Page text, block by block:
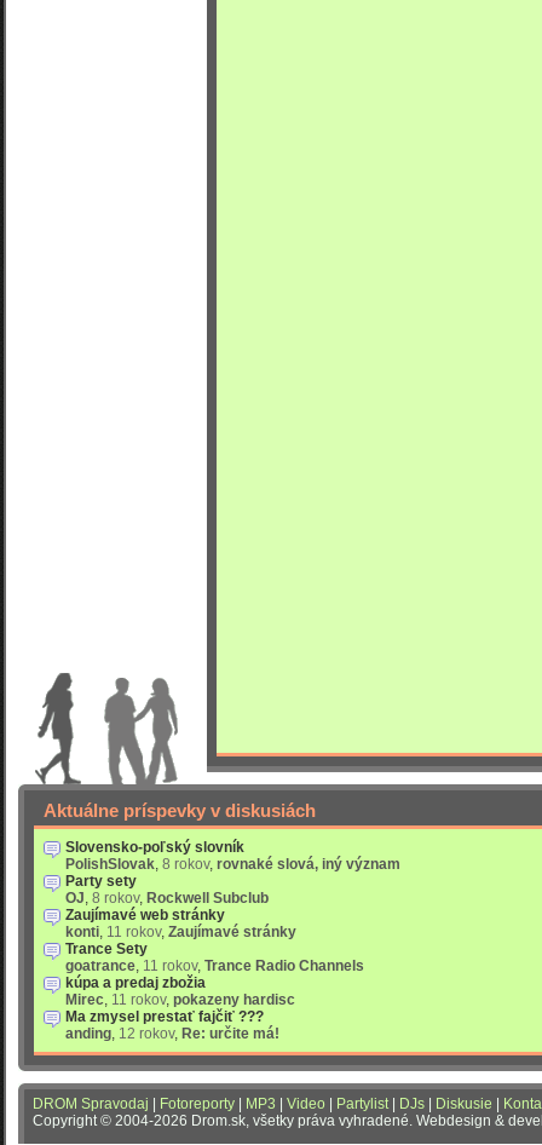
Aktuálne príspevky v diskusiách
Slovensko-poľský slovník
PolishSlovak, 8 rokov, rovnaké slová, iný význam
Party sety
OJ, 8 rokov, Rockwell Subclub
Zaujímavé web stránky
konti, 11 rokov, Zaujímavé stránky
Trance Sety
goatrance, 11 rokov, Trance Radio Channels
kúpa a predaj zbožia
Mirec, 11 rokov, pokazeny hardisc
Ma zmysel prestať fajčiť ???
anding, 12 rokov, Re: určite má!
DROM Spravodaj Fotoreporty MP3 Video Partylist| DJs Diskusie
Copyright © 2004-2026 Drom.sk, všetky práva vyhradené. Webdesign &